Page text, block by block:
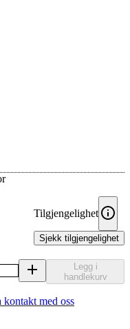
Tilgjengelighet
Sjekk tilgjengelighet
Legg i
handlekurv
kontakt med oss